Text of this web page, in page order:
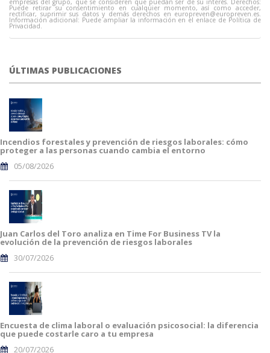
Puede retirar su consentimiento en cualquier momento, así como acceder,
rectificar, suprimir sus datos y demás derechos en europreven@europreven.es.
Información adicional: Puede ampliar la información en el enlace de Política de
Privacidad.
ÚLTIMAS PUBLICACIONES
Incendios forestales y prevención de riesgos laborales: cómo
proteger a las personas cuando cambia el entorno
05/08/2026
Juan Carlos del Toro analiza en Time For Business TV la
evolución de la prevención de riesgos laborales
30/07/2026
Encuesta de clima laboral o evaluación psicosocial: la diferencia
que puede costarle caro a tu empresa
20/07/2026